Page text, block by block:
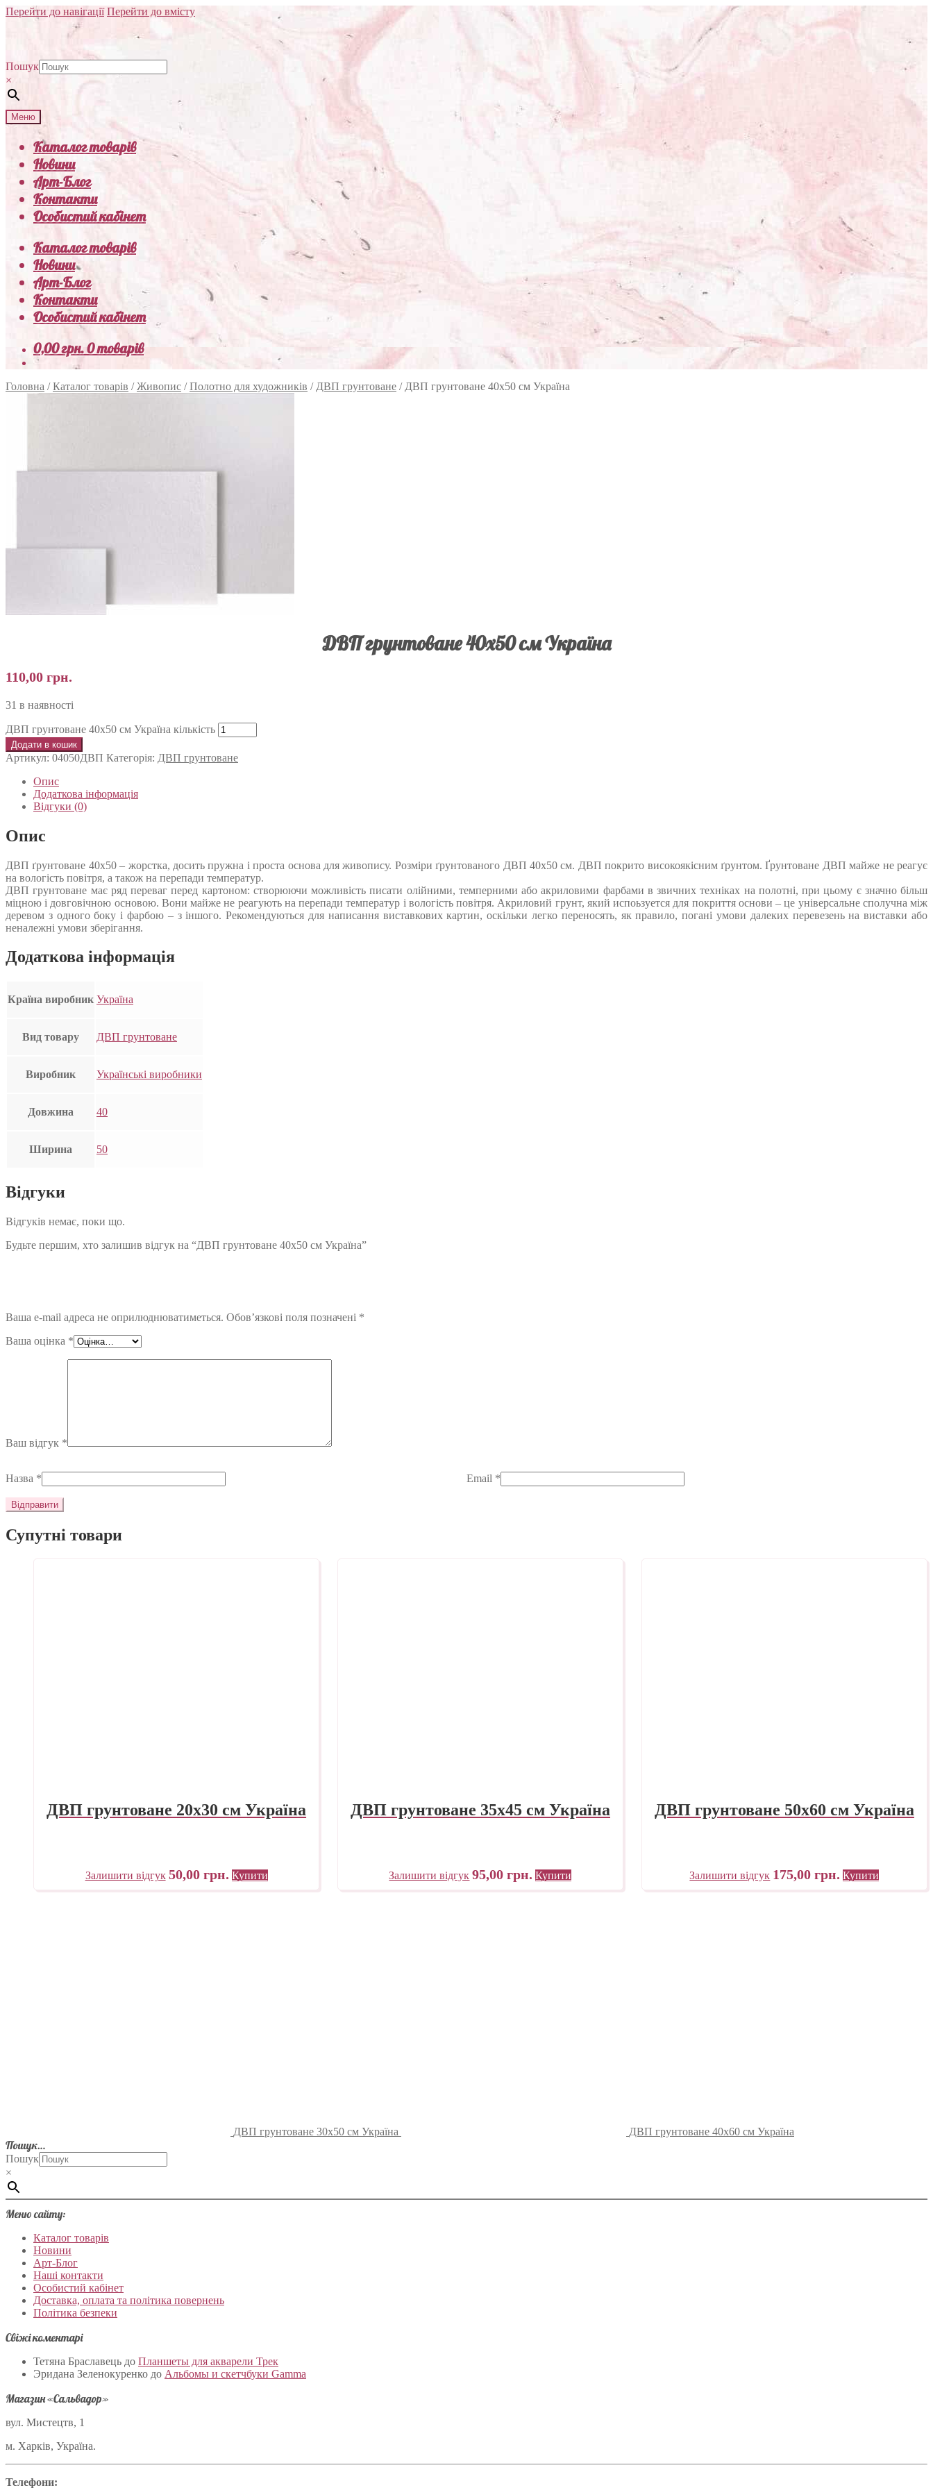
Перейти до навігації Перейти до вмісту
Пошук
×
Меню
Каталог товарів
Новини
Арт-Блог
Контакти
Особистий кабінет
Каталог товарів
Новини
Арт-Блог
Контакти
Особистий кабінет
0,00грн.0 товарів
Головна /Каталог товарів /Живопис /Полотно для художників / ДВП грунтоване / ДВП грунтоване 40х50 см Україна
ДВП грунтоване 40х50 см Україна
110,00 грн.
31 в наявності
ДВП грунтоване 40х50 см Україна кількість
Додати в кошик
Артикул: 04050ДВП Категорія: ДВП грунтоване
Опис
Додаткова інформація
Відгуки (0)
Опис
ДВП ґрунтоване 40х50 – жорстка, досить пружна і проста основа для живопису. Розміри ґрунтованого ДВП 40х50 см. ДВП покрито високоякісним ґрунтом. Ґрунтоване ДВП майже не реагує
на вологість повітря, а також на перепади температур.
ДВП грунтоване має ряд переваг перед картоном: створюючи можливість писати олійними, темперними або акриловими фарбами в звичних техніках на полотні, при цьому є значно більш
міцною і довговічною основою. Вони майже не реагують на перепади температур і вологість повітря. Акриловий грунт, який испоьзуется для покриття основи – це універсальне сполучна між
деревом з одного боку і фарбою – з іншого. Рекомендуються для написання виставкових картин, оскільки легко переносять, як правило, погані умови далеких перевезень на виставки або
неналежні умови зберігання.
Додаткова інформація
Країна виробник Україна
Вид товару ДВП грунтоване
Виробник Українські виробники
Довжина 40
Ширина 50
Відгуки
Відгуків немає, поки що.
Будьте першим, хто залишив відгук на “ДВП грунтоване 40х50 см Україна”
Ваша e-mail адреса не оприлюднюватиметься. Обов’язкові поля позначені *
Ваша оцінка *
Ваш відгук *
Назва * Email *
Супутні товари
ДВП грунтоване 20х30 см Україна
Залишити відгук 50,00 грн. Купити
ДВП грунтоване 35х45 см Україна
Залишити відгук 95,00грн. Купити
ДВП грунтоване 50х60 см Україна
Залишити відгук 175,00грн. Купити
ДВП грунтоване 30х50 см Україна ДВП грунтоване 40х60 см Україна
Пошук…
Пошук
×
Меню сайту:
Каталог товарів
Новини
Арт-Блог
Наші контакти
Особистий кабінет
Доставка, оплата та політика повернень
Політика безпеки
Свіжі коментарі
Тетяна Браславець до Планшеты для акварели Трек
Эридана Зеленокуренко до Альбомы и скетчбуки Gamma
Магазин «Сальвадор»
вул. Мистецтв, 1
м. Харків, Україна.
Телефони: